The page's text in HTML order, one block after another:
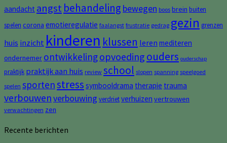
aandacht angst behandeling bewegen boos brein buiten
spelen corona emotieregulatie faalangst frustratie gedrag gezin grenzen
huis inzicht kinderen klussen leren mediteren
ondernemer ontwikkelingopvoeding ouders ouderschap
praktijk praktijk aan huis review school slopen spanning speelgoed
spelen sportenstress symbooldrama therapie trauma
verbouwenverbouwing verdrietverhuizen vertrouwen
verwachtingen zen
Recente berichten